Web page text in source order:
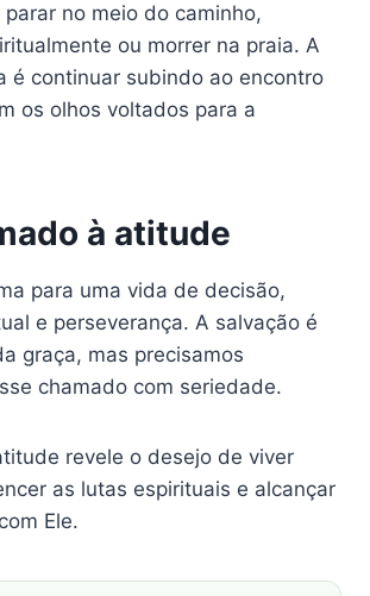
no meio do caminho,
ou morrer na praia. A
é continuar subindo ao encontro
os olhos voltados para a
à atitude
para uma vida de decisão,
e perseverança. A salvação é
graça, mas precisamos
chamado com seriedade.
revele o desejo de viver
as lutas espirituais e alcançar
Ele.